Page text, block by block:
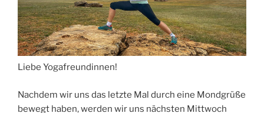
Liebe Yogafreundinnen!
Nachdem wir uns das letzte Mal durch eine Mondgrüße
bewegt haben, werden wir uns nächsten Mittwoch